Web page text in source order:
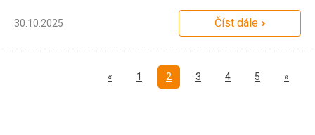
30.10.2025 Číst dále
« Předchozí
1 2 3 4 5 »